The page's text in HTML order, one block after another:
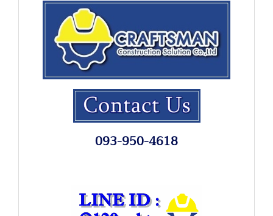
093-950-4618